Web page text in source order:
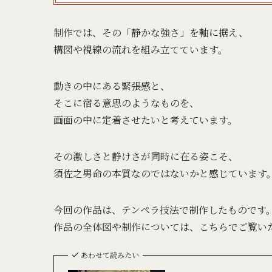
制作では、その「静かな強さ」を軸に据え、
構図や視線の流れを組み立てています。
動きの中にある緊張感と、
そこに宿る意思のようなものを、
画面の中に定着させたいと考えています。
その激しさと静けさが同時に在る姿こそ、
須佐之男命の本質なのではないかと感じています。
今回の作品は、テンペラ技法で制作したものです。
作品の全体図や制作については、こちらでご覧い
あわせて読みたい